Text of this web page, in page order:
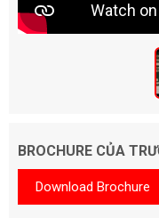
BROCHURE CỦA
Download Brochure